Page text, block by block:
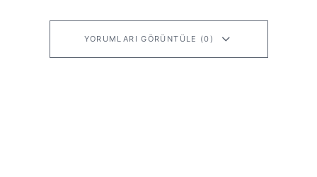
YORUMLARI GÖRÜNTÜLE (0)